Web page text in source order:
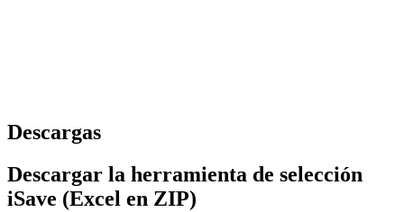
Descargas
Descargar la herramienta de selección
iSave (Excel en ZIP)